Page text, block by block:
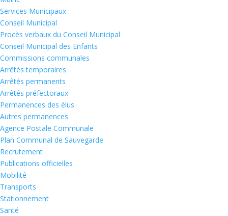
Services Municipaux
Conseil Municipal
Procès verbaux du Conseil Municipal
Conseil Municipal des Enfants
Commissions communales
Arrêtés temporaires
Arrêtés permanents
Arrêtés préfectoraux
Permanences des élus
Autres permanences
Agence Postale Communale
Plan Communal de Sauvegarde
Recrutement
Publications officielles
Mobilité
Transports
Stationnement
Santé